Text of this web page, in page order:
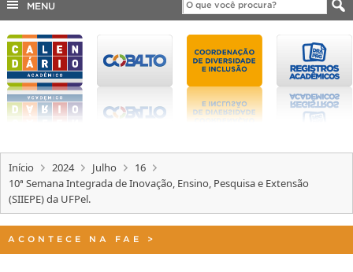
Canais
COBALTO
EDITAIS
INTERNACIONAL
OUVIDORIA
TELEFONES
MENU
Início 2024 Julho
16
10ª Semana Integrada de Inovação, Ensino, Pesquisa e Extensão
(SIIEPE) da UFPel.
ACONTECE NA FAE >